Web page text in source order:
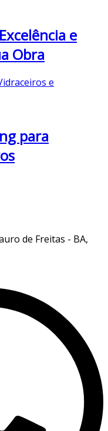
e
Obra
para
de Freitas - BA,